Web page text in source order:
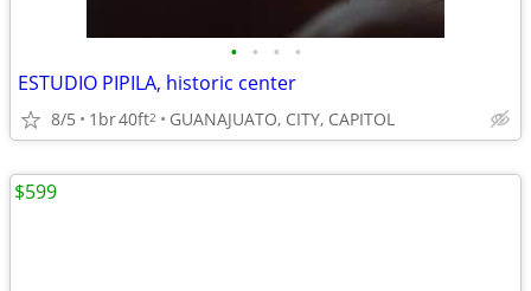
• • • •
ESTUDIO PIPILA, historic center
8/5 1br40ft2 GUANAJUATO, CITY, CAPITOL
$599